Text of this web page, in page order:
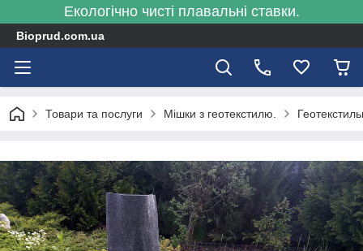
Екологічно чисті плавальні ставки.
Bioprud.com.ua
Товари та послуги Мішки з геотекстилю.